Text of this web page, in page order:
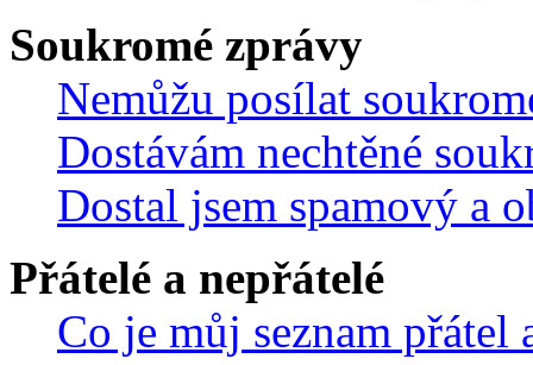
Soukromé zprávy
Nemůžu posílat
Dostávám nechtěné
Dostal jsem spamový a
Přátelé a nepřátelé
Co je můj seznam přátel